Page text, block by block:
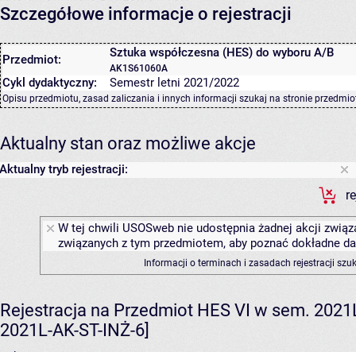
Szczegółowe informacje o rejestracji
Przedmiot: Sztuka współczesna (HES) do wyboru A/B
AK1S61060A
Cykl dydaktyczny: Semestr letni 2021/2022
Opisu przedmiotu, zasad zaliczania i innych informacji szukaj na stronie
Aktualny stan oraz możliwe akcje
Aktualny tryb rejestracji:
W tej chwili USOSweb nie udostępnia żadnej akcji
związanych z tym przedmiotem, aby poznać dokładne
Informacji o terminach i zasadach rejestracji
Rejestracja na Przedmiot HES VI w sem.
2021L-AK-ST-INŻ-6]